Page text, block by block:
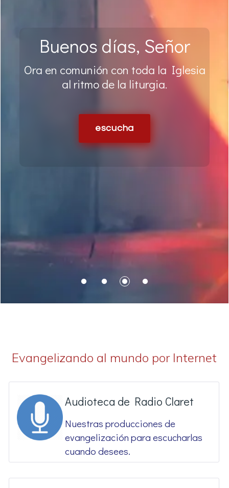
Buenos días, Señor
Ora en comunión con toda la Iglesia
al ritmo de la liturgia.
escucha
Evangelizando al mundo por Internet
Audioteca de Radio Claret
Nuestras producciones de
evangelización para escucharlas
cuando desees.